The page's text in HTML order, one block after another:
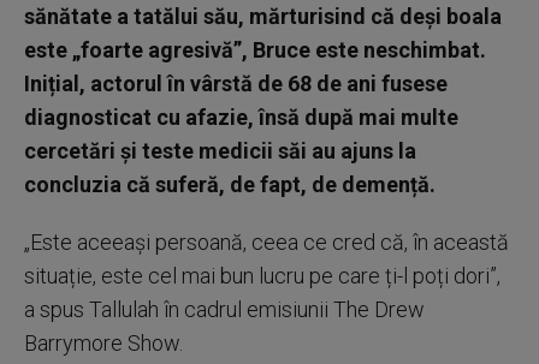
sănătate a tatălui său, mărturisind că deși boala
este „foarte agresivă”, Bruce este neschimbat.
Inițial, actorul în vârstă de 68 de ani fusese
diagnosticat cu afazie, însă după mai multe
cercetări și teste medicii săi au ajuns la
concluzia că suferă, de fapt, de demență.
„Este aceeași persoană, ceea ce cred că, în această
situație, este cel mai bun lucru pe care ți-l poți dori”,
a spus Tallulah în cadrul emisiunii The Drew
Barrymore Show.